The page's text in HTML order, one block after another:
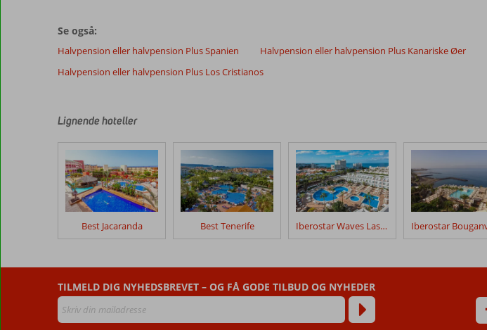
af
kunder
efter
Gran
&
Spa
Anmeldelser,
48
måneder,
Se også:
Halvpension eller halvpension Plus Spanien Halvpension eller halvpension Plus Kanariske Øer
Halvpension eller halvpension Plus Los Cristianos
Lignende hoteller
Best Jacaranda Best Tenerife Iberostar Waves Las Dalias
TILMELD DIG NYHEDSBREVET – OG FÅ GODE TILBUD OG NYHEDER